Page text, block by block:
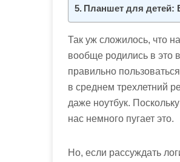
Планшет для детей:
Так уж сложилось, что
вообще родились в это
правильно
в среднем трехлетний
даже ноутбук.
нас немного пугает это.
Но, если рассуждать